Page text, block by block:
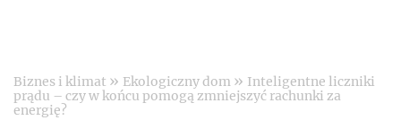
Biznes i klimat » Ekologiczny dom » Inteligentne liczniki
prądu – czy w końcu pomogą zmniejszyć rachunki za
energię?